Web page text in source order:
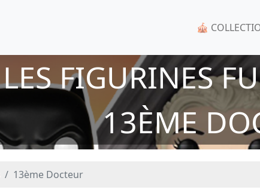
🎪
LES FIGURINES
13ÈME
13ème Docteur